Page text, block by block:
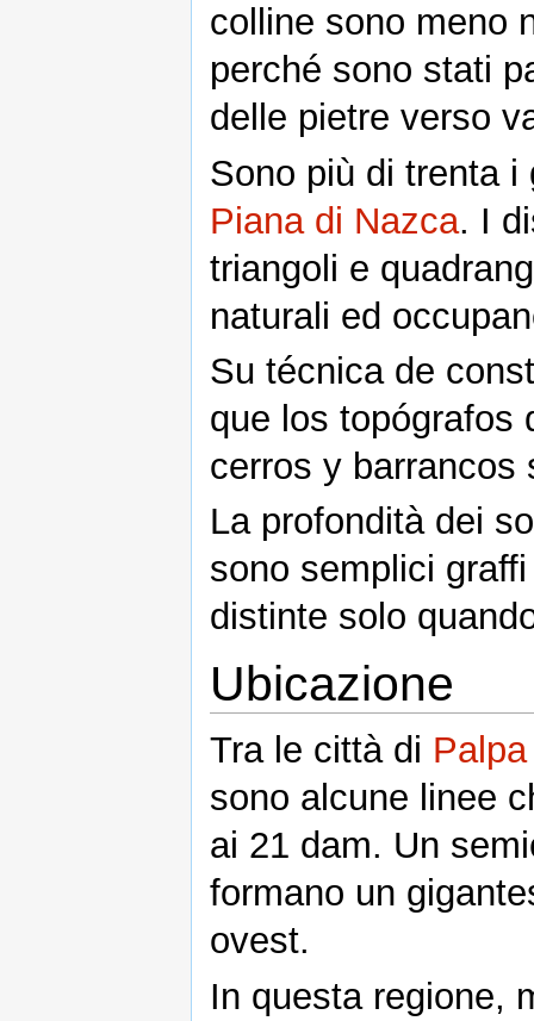
colline sono meno
perché sono stati
delle pietre verso
Sono più di trenta
Piana di Nazca. I
triangoli e
naturali ed
Su técnica de
que los topógrafos
cerros y barrancos
La profondità dei
sono semplici
distinte solo
Ubicazione
Tra le città di Palpa
sono alcune linee
ai 21 dam. Un
formano un
ovest.
In questa regione,